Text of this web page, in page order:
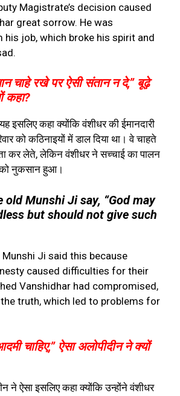
Magistrate’s decision caused
great sorrow. He was
his job, which broke his spirit and
चाहे रखे पर ऐसी संतान न दे,” बूढ़े
कहा?
इसलिए कहा क्योंकि वंशीधर की ईमानदारी
को कठिनाइयों में डाल दिया था। वे चाहते
कर लेते, लेकिन वंशीधर ने सच्चाई का पालन
को नुकसान हुआ।
old Munshi Ji say, “God may
but should not give such
Munshi Ji said this because
caused difficulties for their
Vanshidhar had compromised,
truth, which led to problems for
चाहिए,” ऐसा अलोपीदीन ने क्यों
ने ऐसा इसलिए कहा क्योंकि उन्होंने वंशीधर